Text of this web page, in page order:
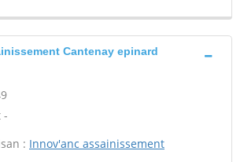
Cantenay epinard
-
: Innov'anc assainissement